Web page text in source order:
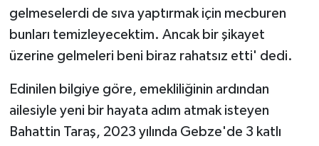
gelmeselerdi de sıva yaptırmak için mecburen
bunları temizleyecektim. Ancak bir şikayet
üzerine gelmeleri beni biraz rahatsız etti' dedi.
Edinilen bilgiye göre, emekliliğinin ardından
ailesiyle yeni bir hayata adım atmak isteyen
Bahattin Taraş, 2023 yılında Gebze'de 3 katlı